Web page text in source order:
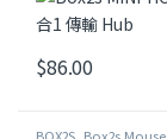
$86.00